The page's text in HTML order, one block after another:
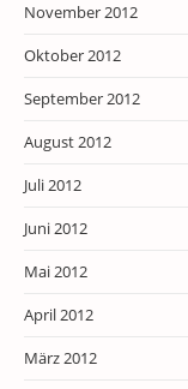
November 2012
Oktober 2012
September 2012
August 2012
Juli 2012
Juni 2012
Mai 2012
April 2012
März 2012